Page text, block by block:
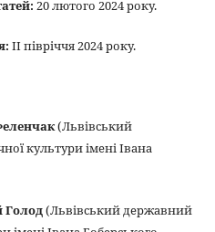
20 лютого 2024 року.
ІІ півріччя 2024 року.
(Львівський
культури імені Івана
Голод(Львівський державний